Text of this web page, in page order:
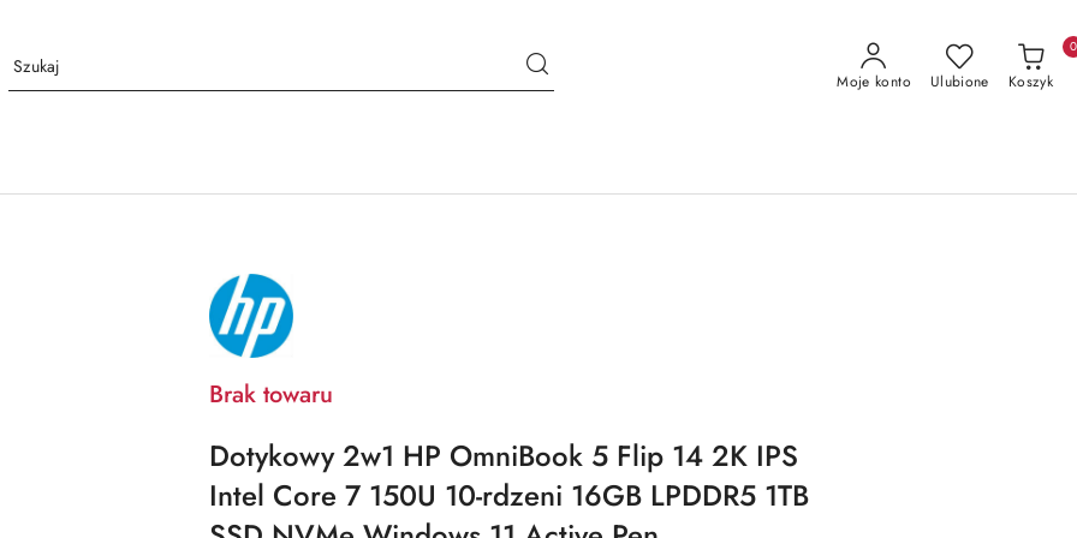
Moje konto Ulubione Koszyk
0
NAZWA
PRODUCENTA:
HP
Brak towaru
Dotykowy 2w1 HP OmniBook 5 Flip 14 2K IPS
Intel Core 7 150U 10-rdzeni 16GB LPDDR5 1TB